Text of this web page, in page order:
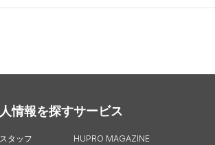
情報を探す
タッフ
サービス
HUPRO MAGAZINE